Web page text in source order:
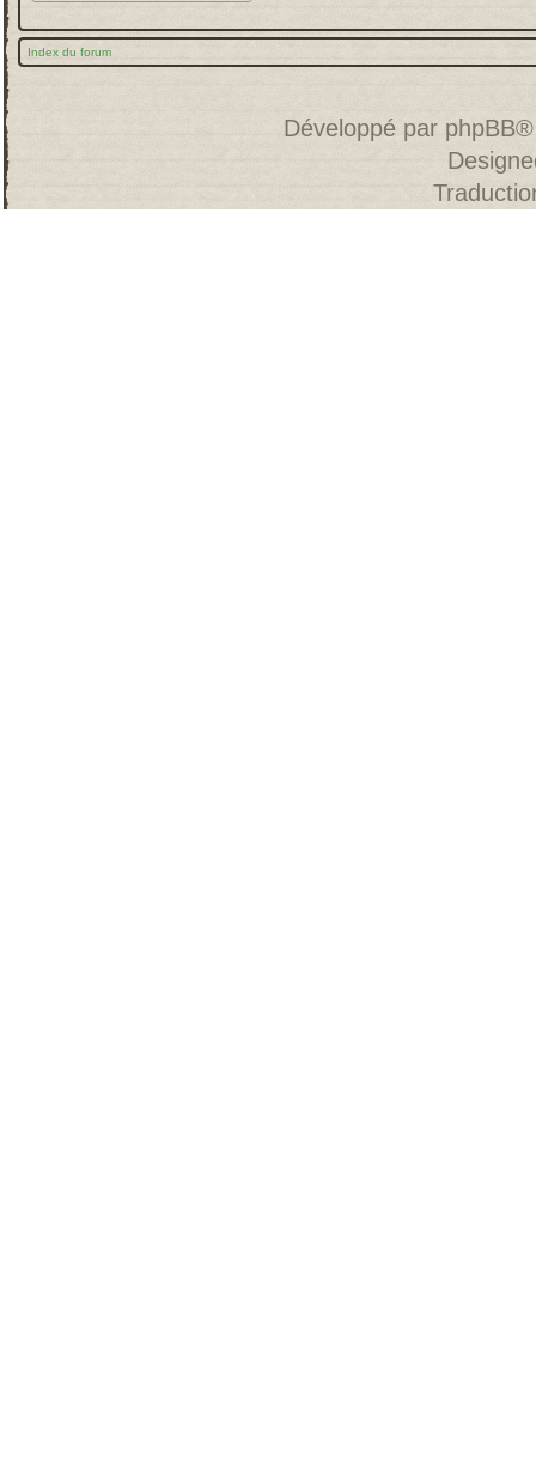
Index du forum
Développé par phpBB®